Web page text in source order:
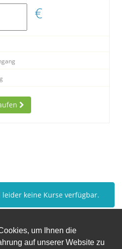
um Ihnen die
auf unserer Website zu
€
keine Kurse verfügbar.